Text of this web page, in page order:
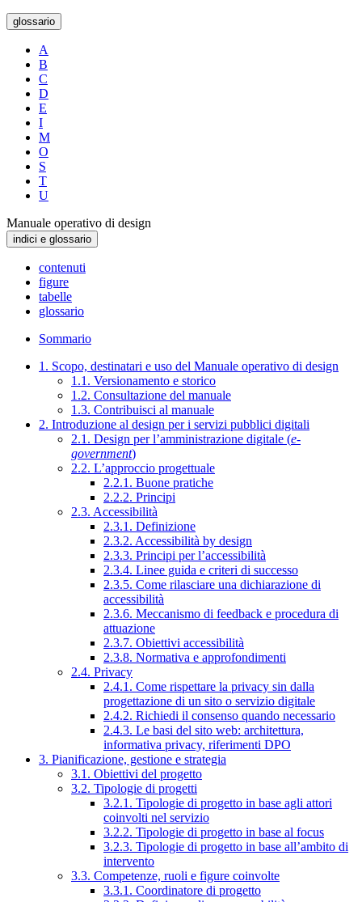
glossario
A
B
C
D
E
I
M
O
S
T
U
Manuale operativo di design
indici e glossario
contenuti
figure
tabelle
glossario
Sommario
1. Scopo, destinatari e uso del Manuale operativo di design
1.1. Versionamento e storico
1.2. Consultazione del manuale
1.3. Contribuisci al manuale
2. Introduzione al design per i servizi pubblici digitali
2.1. Design per l’amministrazione digitale (e-
government)
2.2. L’approccio progettuale
2.2.1. Buone pratiche
2.2.2. Principi
2.3. Accessibilità
2.3.1. Definizione
2.3.2. Accessibilità by design
2.3.3. Principi per l’accessibilità
2.3.4. Linee guida e criteri di successo
2.3.5. Come rilasciare una dichiarazione di
accessibilità
2.3.6. Meccanismo di feedback e procedura di
attuazione
2.3.7. Obiettivi accessibilità
2.3.8. Normativa e approfondimenti
2.4. Privacy
2.4.1. Come rispettare la privacy sin dalla
progettazione di un sito o servizio digitale
2.4.2. Richiedi il consenso quando necessario
2.4.3. Le basi del sito web: architettura,
informativa privacy, riferimenti DPO
3. Pianificazione, gestione e strategia
3.1. Obiettivi del progetto
3.2. Tipologie di progetti
3.2.1. Tipologie di progetto in base agli attori
coinvolti nel servizio
3.2.2. Tipologie di progetto in base al focus
3.2.3. Tipologie di progetto in base all’ambito di
intervento
3.3. Competenze, ruoli e figure coinvolte
3.3.1. Coordinatore di progetto